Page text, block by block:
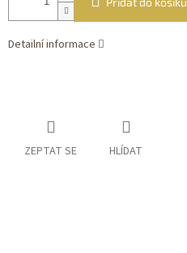
Detailní informace
ZEPTAT SE HLÍDAT